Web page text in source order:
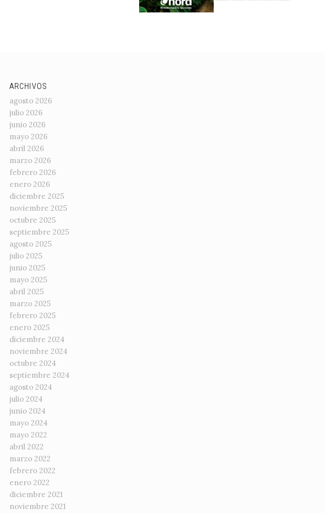
ARCHIVOS
agosto 2026
julio 2026
junio 2026
mayo 2026
abril 2026
marzo 2026
febrero 2026
enero 2026
diciembre 2025
noviembre 2025
octubre 2025
septiembre 2025
agosto 2025
julio 2025
junio 2025
mayo 2025
abril 2025
marzo 2025
febrero 2025
enero 2025
diciembre 2024
noviembre 2024
octubre 2024
septiembre 2024
agosto 2024
julio 2024
junio 2024
mayo 2024
mayo 2022
abril 2022
marzo 2022
febrero 2022
enero 2022
diciembre 2021
noviembre 2021